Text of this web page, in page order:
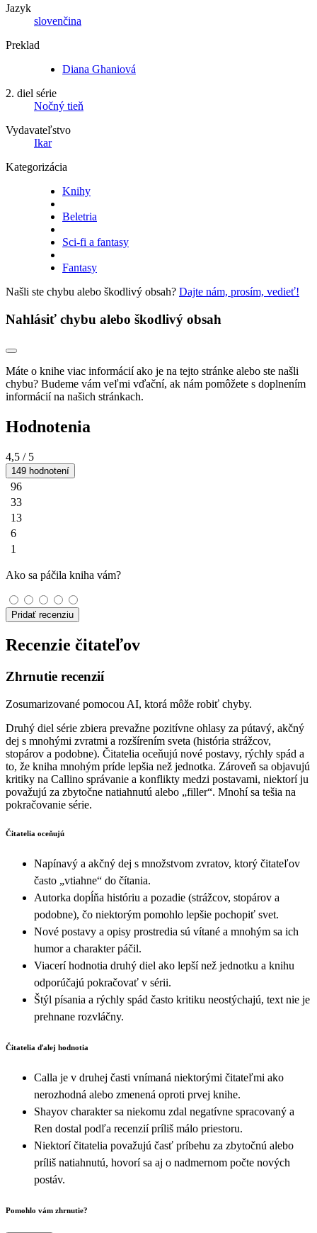
Jazyk
slovenčina
Preklad
Diana Ghaniová
2. diel série
Nočný tieň
Vydavateľstvo
Ikar
Kategorizácia
Knihy
Beletria
Sci-fi a fantasy
Fantasy
Našli ste chybu alebo škodlivý obsah? Dajte nám, prosím, vedieť!
Nahlásiť chybu alebo škodlivý obsah
Máte o knihe viac informácií ako je na tejto stránke alebo ste našli
chybu? Budeme vám veľmi vďační, ak nám pomôžete s doplnením
informácií na našich stránkach.
Hodnotenia
4,5 / 5
149 hodnotení
96
33
13
6
1
Ako sa páčila kniha vám?
Pridať recenziu
Recenzie čitateľov
Zhrnutie recenzií
Zosumarizované pomocou AI, ktorá môže robiť chyby.
Druhý diel série zbiera prevažne pozitívne ohlasy za pútavý, akčný
dej s mnohými zvratmi a rozšírením sveta (história strážcov,
stopárov a podobne). Čitatelia oceňujú nové postavy, rýchly spád a
to, že kniha mnohým príde lepšia než jednotka. Zároveň sa objavujú
kritiky na Callino správanie a konflikty medzi postavami, niektorí ju
považujú za zbytočne natiahnutú alebo „filler“. Mnohí sa tešia na
pokračovanie série.
Čitatelia oceňujú
Napínavý a akčný dej s množstvom zvratov, ktorý čitateľov
často „vtiahne“ do čítania.
Autorka dopĺňa históriu a pozadie (strážcov, stopárov a
podobne), čo niektorým pomohlo lepšie pochopiť svet.
Nové postavy a opisy prostredia sú vítané a mnohým sa ich
humor a charakter páčil.
Viacerí hodnotia druhý diel ako lepší než jednotku a knihu
odporúčajú pokračovať v sérii.
Štýl písania a rýchly spád často kritiku neostýchajú, text nie je
prehnane rozvláčny.
Čitatelia ďalej hodnotia
Calla je v druhej časti vnímaná niektorými čitateľmi ako
nerozhodná alebo zmenená oproti prvej knihe.
Shayov charakter sa niekomu zdal negatívne spracovaný a
Ren dostal podľa recenzií príliš málo priestoru.
Niektorí čitatelia považujú časť príbehu za zbytočnú alebo
príliš natiahnutú, hovorí sa aj o nadmernom počte nových
postáv.
Pomohlo vám zhrnutie?